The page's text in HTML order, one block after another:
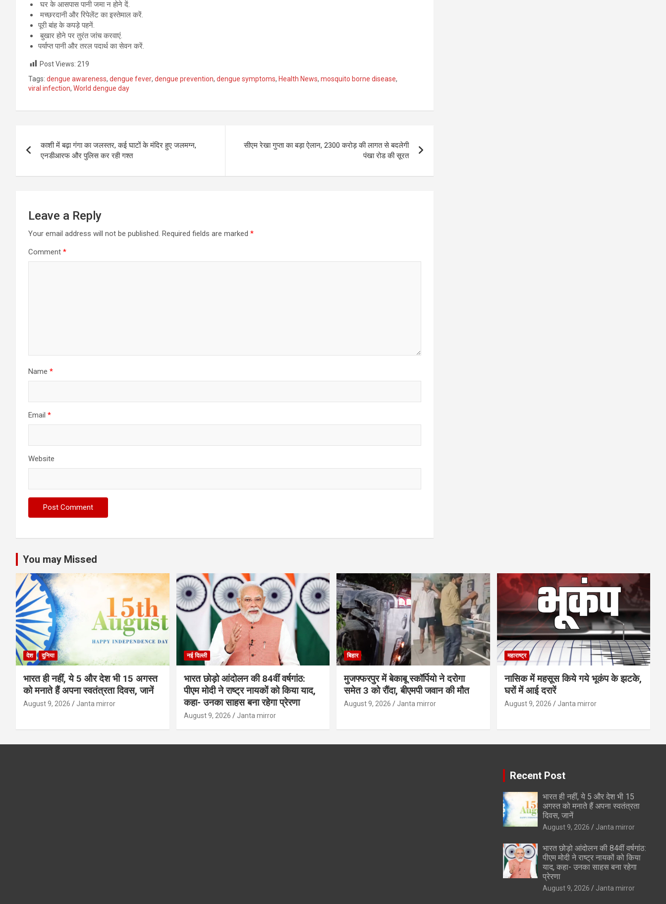
घर के आसपास पानी जमा न होने दें.
मच्छरदानी और रिपेलेंट का इस्तेमाल करें.
पूरी बांह के कपड़े पहनें.
बुखार होने पर तुरंत जांच करवाएं.
पर्याप्त पानी और तरल पदार्थ का सेवन करें.
Post Views: 219
Tags: dengue awareness, dengue fever, dengue prevention, dengue symptoms, Health News, mosquito borne disease,
viral infection, World dengue day
navigation
काशी में बढ़ा गंगा का जलस्तर, कई घाटों के मंदिर हुए जलमग्न,
एनडीआरफ और पुलिस कर रही गश्‍त
सीएम रेखा गुप्ता का बड़ा ऐलान, 2300 करोड़ की लागत से बदलेगी
पंखा रोड की सूरत
Leave a Reply
Your email address will not be published. Required fields are marked *
Comment *
Name *
Email *
Website
You may Missed
देश दुनिया
भारत ही नहीं, ये 5 और देश भी 15 अगस्त
को मनाते हैं अपना स्वतंत्रता दिवस, जानें
August 9, 2026 Janta mirror
नई दिल्ली
भारत छोड़ो आंदोलन की 84वीं वर्षगांठ:
पीएम मोदी ने राष्ट्र नायकों को किया याद,
कहा- उनका साहस बना रहेगा प्रेरणा
August 9, 2026 Janta mirror
बिहार
मुजफ्फरपुर में बेकाबू स्कॉर्पियो ने दरोगा
समेत 3 को रौंदा, बीएमपी जवान की मौत
August 9, 2026 Janta mirror
महाराष्ट्र
नासिक में महसूस किये गये भूकंप के झटके,
घरों में आई दरारें
August 9, 2026 Janta mirror
Recent Post
भारत ही नहीं, ये 5 और देश भी 15
अगस्त को मनाते हैं अपना स्वतंत्रता
दिवस, जानें
August 9, 2026 Janta mirror
भारत छोड़ो आंदोलन की 84वीं वर्षगांठ:
पीएम मोदी ने राष्ट्र नायकों को किया
याद, कहा- उनका साहस बना रहेगा
प्रेरणा
August 9, 2026 Janta mirror